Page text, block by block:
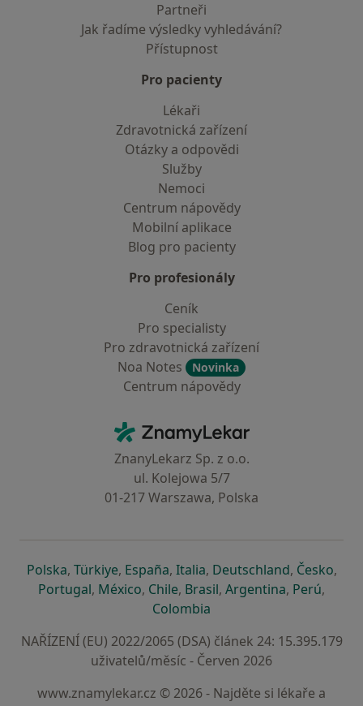
Partneři
Jak řadíme výsledky vyhledávání?
Přístupnost
Pro pacienty
Lékaři
Zdravotnická zařízení
Otázky a odpovědi
Služby
Nemoci
Centrum nápovědy
Mobilní aplikace
Blog pro pacienty
Pro profesionály
Ceník
Pro specialisty
Pro zdravotnická zařízení
Noa Notes
Novinka
Centrum nápovědy
ZnamyLekar - Hlavní stránka
ZnanyLekarz Sp. z o.o.
ul. Kolejowa 5/7
01-217 Warszawa, Polska
Polskase otevře v nové záložce
, Türkiyese otevře v nové záložce
, Españase otevře v nové záložce
, Italiase otevře v nové záložce
, Deutschlandse otevře v
, Českose
,
Portugalse otevře v nové záložce
, Méxicose otevře v nové záložce
, Chilese otevře v nové záložce
, Brasilse otevře v nové
, Argentinase otevře v
, Perúse
,
Colombia
NAŘÍZENÍ (EU) 2022/2065 (DSA) článek 24: 15.395.179
uživatelů/měsíc - Červen 2026
www.znamylekar.cz © 2026 - Najděte si lékaře a